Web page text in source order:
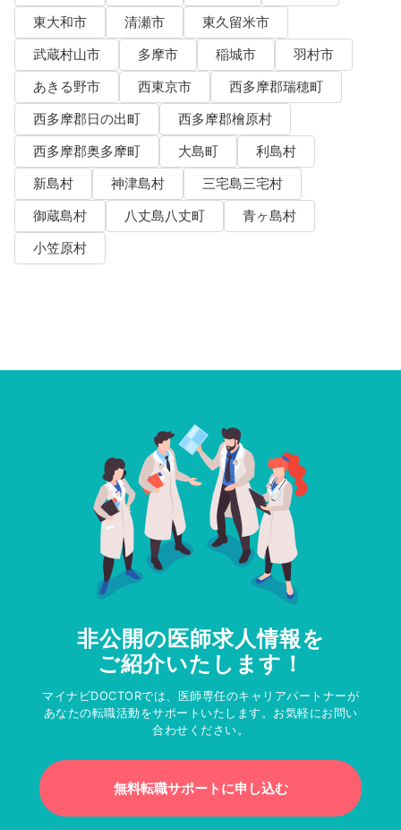
東大和市
清瀬市
東久留米市
武蔵村山市
多摩市 稲城市
羽村市
あきる野市
西東京市
西多摩郡瑞穂町
西多摩郡日の出町
西多摩郡檜原村
西多摩郡奥多摩町
大島町
利島村
新島村
神津島村
三宅島三宅村
御蔵島村
八丈島八丈町
青ヶ島村
小笠原村
非公開の医師求人情報を
ご紹介いたします！
マイナビDOCTORでは、医師専任のキャリアパートナーが
あなたの転職活動をサポートいたします。お気軽にお問い
合わせください。
無料転職サポートに申し込む